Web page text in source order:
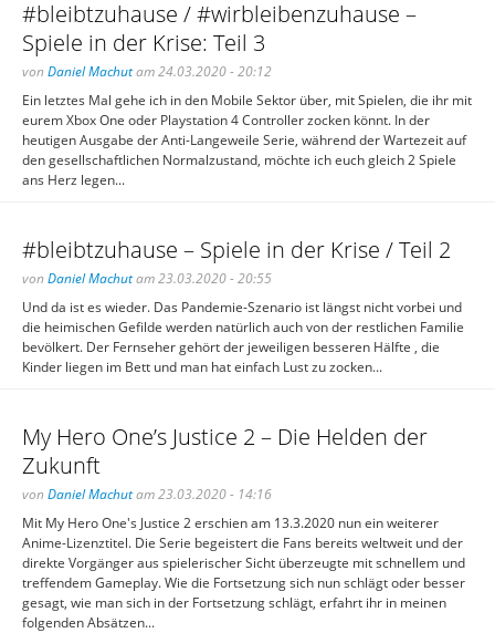
#bleibtzuhause / #wirbleibenzuhause –
Spiele in der Krise: Teil 3
von Daniel Machutam 24.03.2020 - 20:12
Ein letztes Mal gehe ich in den Mobile Sektor über, mit Spielen, die ihr mit
eurem Xbox One oder Playstation 4 Controller zocken könnt. In der
heutigen Ausgabe der Anti-Langeweile Serie, während der Wartezeit auf
den gesellschaftlichen Normalzustand, möchte ich euch gleich 2 Spiele
ans Herz legen...
#bleibtzuhause – Spiele in der Krise / Teil 2
von Daniel Machutam 23.03.2020 - 20:55
Und da ist es wieder. Das Pandemie-Szenario ist längst nicht vorbei und
die heimischen Gefilde werden natürlich auch von der restlichen Familie
bevölkert. Der Fernseher gehört der jeweiligen besseren Hälfte , die
Kinder liegen im Bett und man hat einfach Lust zu zocken...
My Hero One’s Justice 2 – Die Helden der
Zukunft
von Daniel Machutam 23.03.2020 - 14:16
Mit My Hero One's Justice 2 erschien am 13.3.2020 nun ein weiterer
Anime-Lizenztitel. Die Serie begeistert die Fans bereits weltweit und der
direkte Vorgänger aus spielerischer Sicht überzeugte mit schnellem und
treffendem Gameplay. Wie die Fortsetzung sich nun schlägt oder besser
gesagt, wie man sich in der Fortsetzung schlägt, erfahrt ihr in meinen
folgenden Absätzen...